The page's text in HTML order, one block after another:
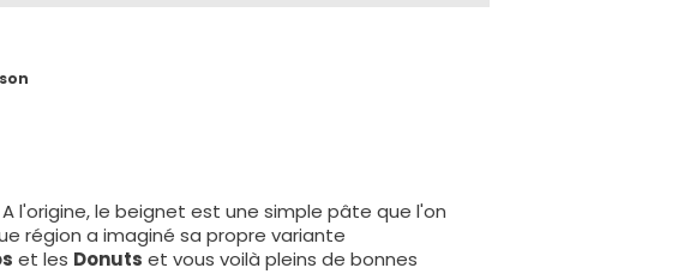
l'origine, le beignet est une simple pâte que l'on
région a imaginé sa propre variante
et les Donuts et vous voilà pleins de bonnes